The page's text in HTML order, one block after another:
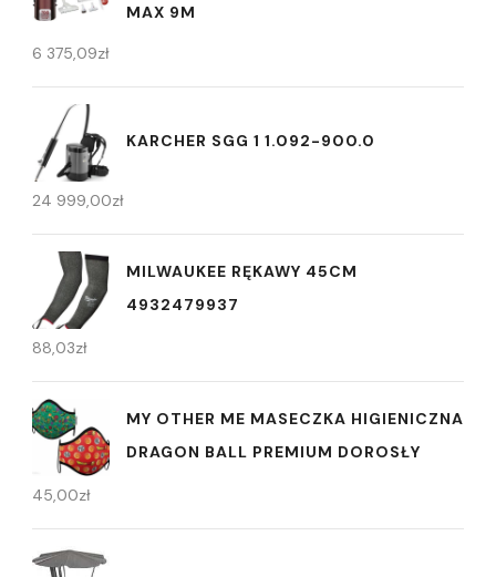
MAX 9M
6 375,09zł
KARCHER SGG 1 1.092-900.0
24 999,00zł
MILWAUKEE RĘKAWY 45CM
4932479937
88,03zł
MY OTHER ME MASECZKA HIGIENICZNA
DRAGON BALL PREMIUM DOROSŁY
45,00zł